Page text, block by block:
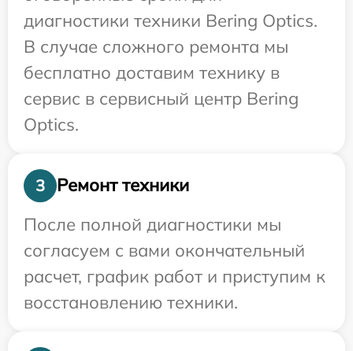
диагностики техники Bering Optics.
В случае сложного ремонта мы
бесплатно доставим технику в
сервис в сервисный центр Bering
Optics.
3
Ремонт техники
После полной диагностики мы
согласуем с вами окончательный
расчет, график работ и приступим к
восстановлению техники.